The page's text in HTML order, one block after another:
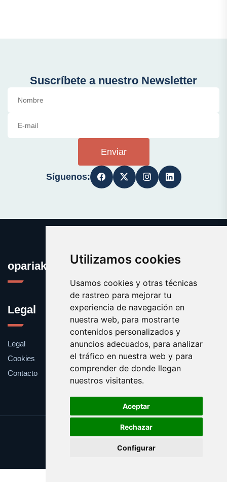
Utilizamos cookies
Usamos cookies y otras técnicas
de rastreo para mejorar tu
experiencia de navegación en
nuestra web, para mostrarte
contenidos personalizados y
anuncios adecuados, para analizar
el tráfico en nuestra web y para
comprender de donde llegan
nuestros visitantes.
Aceptar
Rechazar
Configurar
Suscríbete a nuestro Newsletter
Enviar
Síguenos:
opariak.eus
Legal
Legal
Cookies
Contacto
Update cookies preferences
Copyright © 2025 opariak.eus